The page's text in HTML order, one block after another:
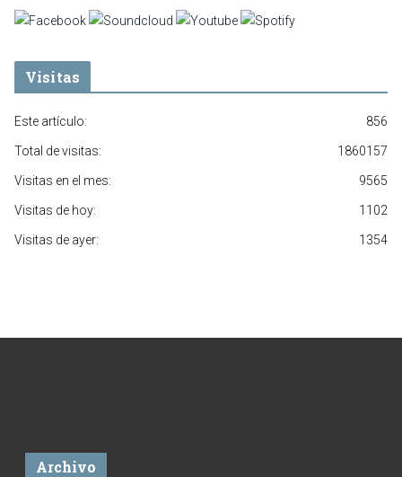
Visitas
856
Este artículo:
1860157
Total de visitas:
9565
Visitas en el mes:
1102
Visitas de hoy:
1354
Visitas de ayer:
Archivo